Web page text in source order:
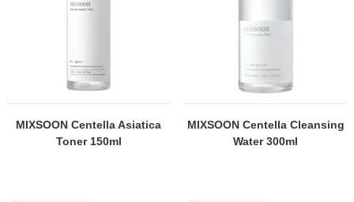
MIXSOON Centella Asiatica
Toner 150ml
MIXSOON Centella Cleansing
Water 300ml